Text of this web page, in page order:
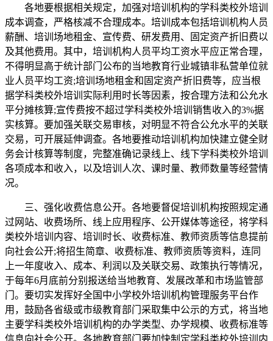
各地要根据相关规定，加强对培训机构的学科类校外培训
成本调查，严格核减不合理成本。培训成本包括培训机构人员
薪酬、培训场地租金、宣传费、研发费用、固定资产折旧费以
及其他费用。其中，培训机构人员平均工资水平应正常合理，
不得明显高于统计部门公布的当地教育行业城镇非私营单位就
业人员平均工资;培训场地租金和固定资产折旧费等，应当根
据学科类校外培训实际利用时长等因素，按合理方法和公允水
平分摊核算;宣传费按不超过学科类校外培训销售收入的3%据
实核算。要加强关联交易审核，对明显不符合公允水平的关联
交易，可开展延伸调查。各地要推动培训机构加快建立健全财
务会计核算等制度，完整准确记录线上、线下学科类校外培训
各项成本和收入，以及培训人次、课时量、教师数量等经营情
况。
三、强化收费信息公开。各地要督促培训机构按照规定通
过网站、收费场所、线上应用程序、公开媒体等途径，将学科
类校外培训内容、培训时长、收费标准、教师资质等信息提前
向社会公开;将招生简章、收费标准、教师资质等资料，连同
上一年度收入、成本、利润以及关联交易、政策执行等情况，
于每年6月底前分别报送给当地教育、发展改革和市场监管部
门。要切实发挥好全国中小学校外培训机构管理服务平台作
用，鼓励各省级或市级教育部门采取集中公示的方式，将当地
主要学科类校外培训机构的办学类型、办学规模、收费标准等
信息向社会公开。各地教育部门要加快制定学科类校外培训内